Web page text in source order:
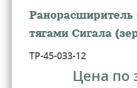
тягами Сигала
ТР-45-033-12
Цена по